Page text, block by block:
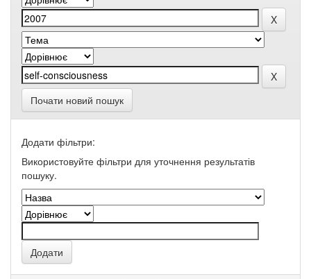
Почати новий пошук
Додати фільтри:
Використовуйте фільтри для уточнення результатів
пошуку.